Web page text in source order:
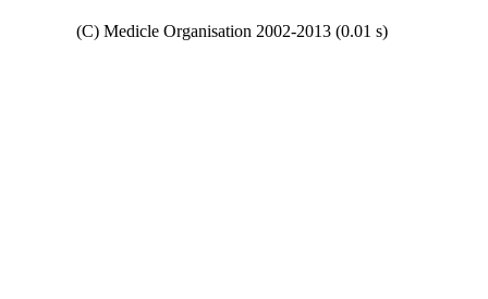
(C) Medicle Organisation 2002-2013 (0.01 s)